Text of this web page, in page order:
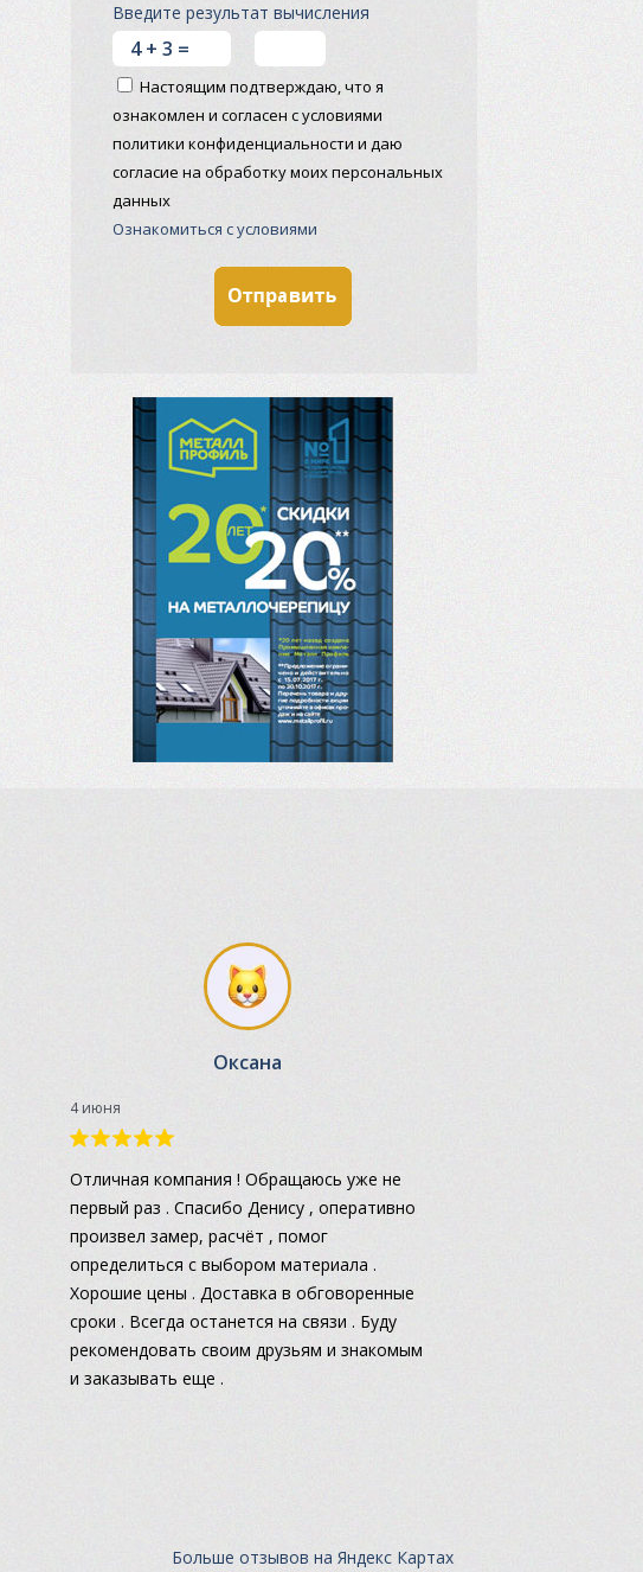
Введите результат вычисления
Настоящим подтверждаю, что я
ознакомлен и согласен с условиями
политики конфиденциальности и даю
согласие на обработку моих персональных
данных
Ознакомиться с условиями
Оксана
4 июня
Отличная компания ! Обращаюсь уже не
первый раз . Спасибо Денису , оперативно
произвел замер, расчёт , помог
определиться с выбором материала .
Хорошие цены . Доставка в обговоренные
сроки . Всегда останется на связи . Буду
рекомендовать своим друзьям и знакомым
и заказывать еще .
Больше отзывов на Яндекс Картах